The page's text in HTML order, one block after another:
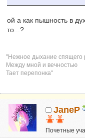
ой а как пышность в
то...?
"Нежное дыхание спящего
Между мной и вечностью
Тает перепонка"
JaneP
Почетные